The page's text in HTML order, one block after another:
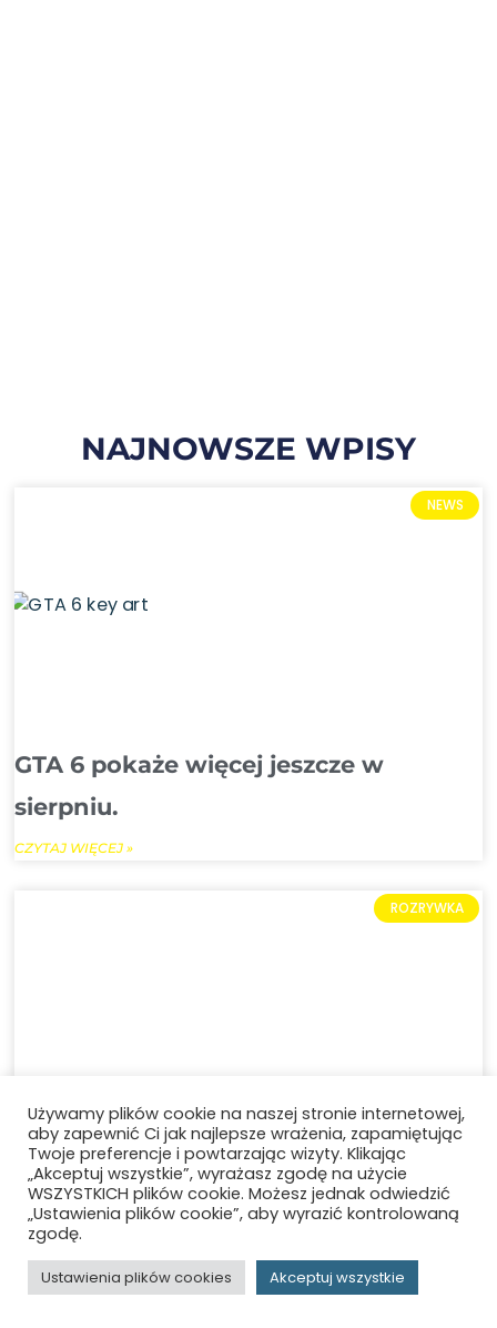
NAJNOWSZE WPISY
NEWS
GTA 6 pokaże więcej jeszcze w
sierpniu.
CZYTAJ WIĘCEJ »
ROZRYWKA
Batman: Miasto szaleństwa – recenzja
komiksu – Podróż do mrocznego
odbicia Gotham
CZYTAJ WIĘCEJ »
Używamy plików cookie na naszej stronie internetowej,
aby zapewnić Ci jak najlepsze wrażenia, zapamiętując
Twoje preferencje i powtarzając wizyty. Klikając
„Akceptuj wszystkie”, wyrażasz zgodę na użycie
WSZYSTKICH plików cookie. Możesz jednak odwiedzić
„Ustawienia plików cookie”, aby wyrazić kontrolowaną
zgodę.
Ustawienia plików cookies Akceptuj wszystkie